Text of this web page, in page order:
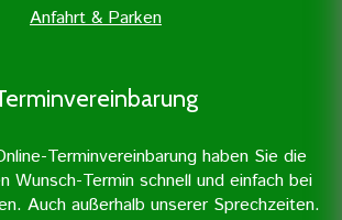
Anfahrt & Parken
Terminvereinbarung haben Sie die
Wunsch-Termin schnell und einfach bei
Auch außerhalb unserer Sprechzeiten.